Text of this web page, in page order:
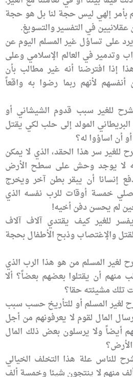
بأمر إلهي ليس حجة لنا بل هو حجة
في التفسير والتسويغ.
على تساؤل غير المسلم اليوم عن
وتدمير في العالم الإسلامي وعلى
إذا افترضنا أنه غير مطالب بأن
لأنهم ربما رضوا به واقعاً
للغير سبب قدوم الشيشاني أو
المولد إلى حلب لكي يقتل
أن اساؤوا له؟
سر هذا الحقد، الذي لا يمكن
لا يوجد وحش على سطح الأرض
إنسانا أن يبقر بطن آخر ويخرج
خمسة أوقات للرب نفسه الذي
لم يحسن دفن أخيه!
للغير كيف يقتدي آلاف آلاف
والإغتصاب وذبح الأطفال بحجة
لغير المسلم من هو هذا الرب الذي
منهم أن يقتلوا بعضهم بعضاً؟ ألا
تلك مشيئته حقا؟
لغير المسلم أو للتأريخ حسب سبب
المال لقوم لا يعرفونهم من أجل
أيضاً ولا يرسلون بعض ذلك المال
للناس علة هذا التخلف الخيالي
منهم لا ينتجون شيئا وخمسة ألف